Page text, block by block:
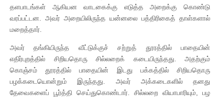
தளபாடங்கள் ஆகியன வாடகைக்கு எடுத்த அறைக்கு கொண்டு
வரப்பட்டன. அவர் அறையிலிருந்த யன்னலை பத்திரிகைத் தாள்களால்
மறைத்தார்.
அவர் தங்கியிருந்த வீட்டுக்குச் சற்றுத் தூரத்தில் பாதையின்
எதிர்புறத்தில் சிறியதொரு சில்லறைக் கடையிருந்தது. அதற்கும்
கொஞ்சம் தூரத்தில் பாதையின் இடது பக்கத்தில் சிறியதொரு
பழக்கடையொன்றும் இருந்தது. அவர் அக்கடைகளில் தனது
தேவைகளைப் பூர்த்தி செய்துகொண்டார். சில்லறை வியாபாரியும், பழ